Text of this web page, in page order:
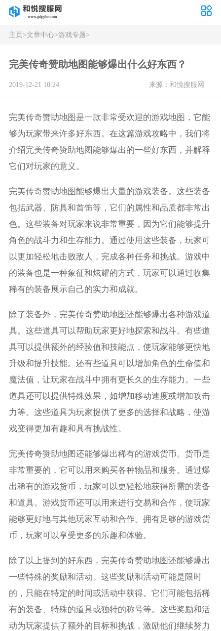
主页>文章中心>游戏专题>
完美传奇赞助地图能够爆出什么好东西？
2019-12-21 10:24 来源：和悦搜服网
完美传奇赞助地图是一款非常受欢迎的游戏地图，它能
够为玩家带来许多好东西。在这篇游戏攻略中，我们将
介绍完美传奇赞助地图能够爆出的一些好东西，并解释
它们对玩家的意义。
完美传奇赞助地图能够爆出大量的游戏装备。这些装备
包括武器、防具和首饰等，它们的属性和品质都非常出
色。这些装备对玩家来说非常重要，因为它们能够提升
角色的战斗力和生存能力。通过使用这些装备，玩家可
以更加轻松地击败敌人，完成各种任务和挑战。游戏中
的装备也是一种象征和炫耀的方式，玩家可以通过收集
稀有的装备展示自己的实力和成就。
除了装备外，完美传奇赞助地图还能够爆出各种游戏道
具。这些道具可以帮助玩家更好地探索和战斗。有些道
具可以提供额外的经验值和技能点，使玩家能够更快地
升级和提升技能。还有些道具可以增加角色的生命值和
魔法值，让玩家在战斗中拥有更长久的生存能力。一些
道具还可以提供特殊效果，如增加移动速度或增加攻击
力等。这些道具为玩家提供了更多的选择和战略，使游
戏变得更加有趣和具有挑战性。
完美传奇赞助地图还能够爆出稀有的游戏货币。货币是
非常重要的，它可以用来购买各种物品和服务。通过爆
出稀有的游戏货币，玩家可以更轻松地获得所需的装备
和道具。游戏货币还可以用来进行交易和合作，使玩家
能够更好地与其他玩家互动和合作。拥有足够的游戏货
币，玩家可以享受更多的乐趣和体验。
除了以上提到的好东西，完美传奇赞助地图还能够爆出
一些特殊的奖励和活动。这些奖励和活动可能是限时
的，只能在特定的时间或活动中获得。它们可能包括稀
有的装备、特殊的道具或独特的称号等。这些奖励和活
动为玩家提供了额外的目标和挑战，激励他们继续努力